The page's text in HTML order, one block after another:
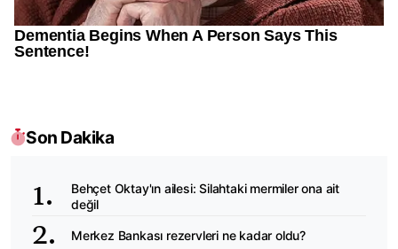
Son Dakika
Behçet Oktay'ın ailesi: Silahtaki mermiler ona ait
değil
Merkez Bankası rezervleri ne kadar oldu?